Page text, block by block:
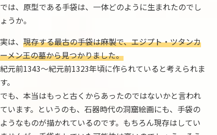
では、原型である手袋は、一体どのように生まれたのでし
ょうか。
実は、 現存する最古の手袋は麻製で、エジプト・ツタンカ
ーメン王の墓から見つかりました。
紀元前1343～紀元前1323年頃に作られていると考えられま
す。
でも、本当はもっと古くからあったのではないかと言われ
ています。というのも、石器時代の洞窟絵画にも、手袋の
ようなものが描かれているのです。もちろん現存はしてい